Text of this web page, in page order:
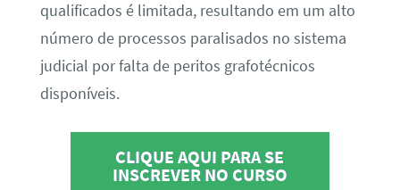
qualificados é limitada, resultando em um alto
número de processos paralisados no sistema
judicial por falta de peritos grafotécnicos
disponíveis.
CLIQUE AQUI PARA SE
INSCREVER NO CURSO